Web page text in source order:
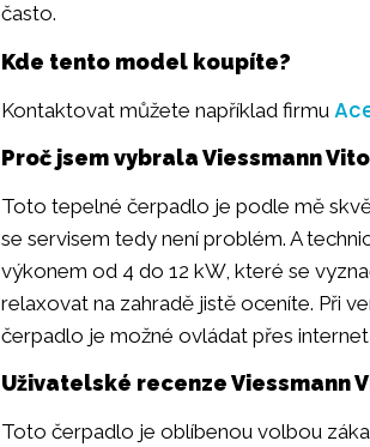
často.
Kde tento model koupíte?
Kontaktovat můžete například firmu
Proč jsem vybrala Viessmann
Toto tepelné čerpadlo je podle mě
se servisem tedy není problém. A
výkonem od 4 do 12 kW, které se
relaxovat na zahradě jistě oceníte. Při
čerpadlo je možné ovládat přes
Uživatelské recenze Viessmann
Toto čerpadlo je oblíbenou volbou